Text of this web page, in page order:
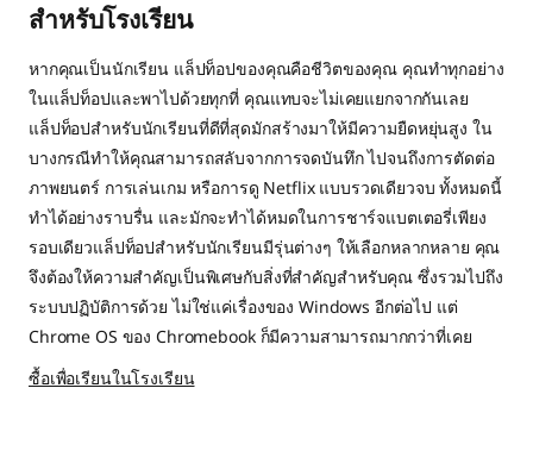
สำหรับโรงเรียน
หากคุณเป็นนักเรียน แล็ปท็อปของคุณคือชีวิตของคุณ คุณทำทุกอย่าง
ในแล็ปท็อปและพาไปด้วยทุกที่ คุณแทบจะไม่เคยแยกจากกันเลย
แล็ปท็อปสำหรับนักเรียนที่ดีที่สุดมักสร้างมาให้มีความยืดหยุ่นสูง ใน
บางกรณีทำให้คุณสามารถสลับจากการจดบันทึก ไปจนถึงการตัดต่อ
ภาพยนตร์ การเล่นเกม หรือการดู Netflix แบบรวดเดียวจบ ทั้งหมดนี้
ทำได้อย่างราบรื่น และมักจะทำได้หมดในการชาร์จแบตเตอรี่เพียง
รอบเดียวแล็ปท็อปสำหรับนักเรียนมีรุ่นต่างๆ ให้เลือกหลากหลาย คุณ
จึงต้องให้ความสำคัญเป็นพิเศษกับสิ่งที่สำคัญสำหรับคุณ ซึ่งรวมไปถึง
ระบบปฏิบัติการด้วย ไม่ใช่แค่เรื่องของ Windows อีกต่อไป แต่
Chrome OS ของ Chromebook ก็มีความสามารถมากกว่าที่เคย
ซื้อเพื่อเรียนในโรงเรียน